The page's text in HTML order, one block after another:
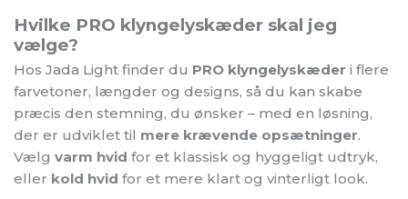
Hvilke PRO klyngelyskæder skal jeg
vælge?
Hos Jada Light finder du PRO klyngelyskæder i flere
farvetoner, længder og designs, så du kan skabe
præcis den stemning, du ønsker – med en løsning,
der er udviklet til mere krævende opsætninger.
Vælg varm hvid for et klassisk og hyggeligt udtryk,
eller kold hvid for et mere klart og vinterligt look.